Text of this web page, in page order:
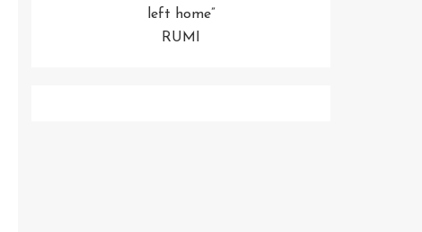
left home”
RUMI